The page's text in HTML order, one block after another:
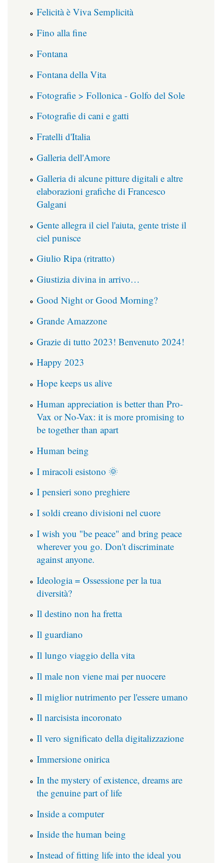
Felicità è Viva Semplicità
Fino alla fine
Fontana
Fontana della Vita
Fotografie > Follonica - Golfo del Sole
Fotografie di cani e gatti
Fratelli d'Italia
Galleria dell'Amore
Galleria di alcune pitture digitali e altre
elaborazioni grafiche di Francesco
Galgani
Gente allegra il ciel l'aiuta, gente triste il
ciel punisce
Giulio Ripa (ritratto)
Giustizia divina in arrivo…
Good Night or Good Morning?
Grande Amazzone
Grazie di tutto 2023! Benvenuto 2024!
Happy 2023
Hope keeps us alive
Human appreciation is better than Pro-
Vax or No-Vax: it is more promising to
be together than apart
Human being
I miracoli esistono 🌞
I pensieri sono preghiere
I soldi creano divisioni nel cuore
I wish you "be peace" and bring peace
wherever you go. Don't discriminate
against anyone.
Ideologia = Ossessione per la tua
diversità?
Il destino non ha fretta
Il guardiano
Il lungo viaggio della vita
Il male non viene mai per nuocere
Il miglior nutrimento per l'essere umano
Il narcisista incoronato
Il vero significato della digitalizzazione
Immersione onirica
In the mystery of existence, dreams are
the genuine part of life
Inside a computer
Inside the human being
Instead of fitting life into the ideal you